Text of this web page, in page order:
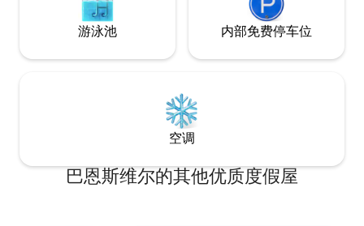
游泳池 内部免费停车位
空调
巴恩斯维尔的其他优质度假屋